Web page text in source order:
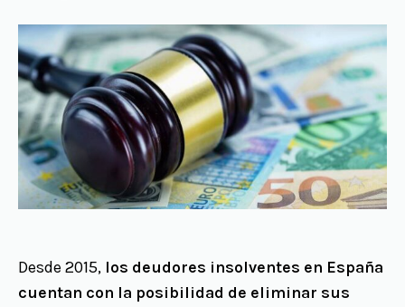
Desde 2015, los deudores insolventes en España
cuentan con la posibilidad de eliminar sus